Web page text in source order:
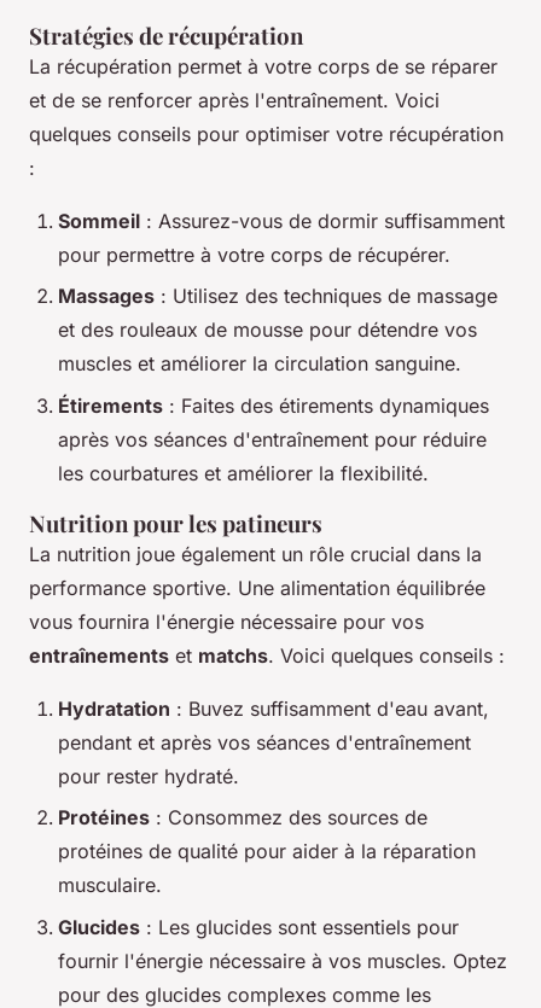
Stratégies de récupération
La récupération permet à votre corps de se réparer
et de se renforcer après l'entraînement. Voici
quelques conseils pour optimiser votre récupération
:
Sommeil : Assurez-vous de dormir suffisamment
pour permettre à votre corps de récupérer.
Massages : Utilisez des techniques de massage
et des rouleaux de mousse pour détendre vos
muscles et améliorer la circulation sanguine.
Étirements : Faites des étirements dynamiques
après vos séances d'entraînement pour réduire
les courbatures et améliorer la flexibilité.
Nutrition pour les patineurs
La nutrition joue également un rôle crucial dans la
performance sportive. Une alimentation équilibrée
vous fournira l'énergie nécessaire pour vos
entraînements et matchs. Voici quelques conseils :
Hydratation : Buvez suffisamment d'eau avant,
pendant et après vos séances d'entraînement
pour rester hydraté.
Protéines : Consommez des sources de
protéines de qualité pour aider à la réparation
musculaire.
Glucides : Les glucides sont essentiels pour
fournir l'énergie nécessaire à vos muscles. Optez
pour des glucides complexes comme les